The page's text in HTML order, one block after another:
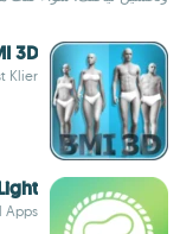
3D
Klier
Apps